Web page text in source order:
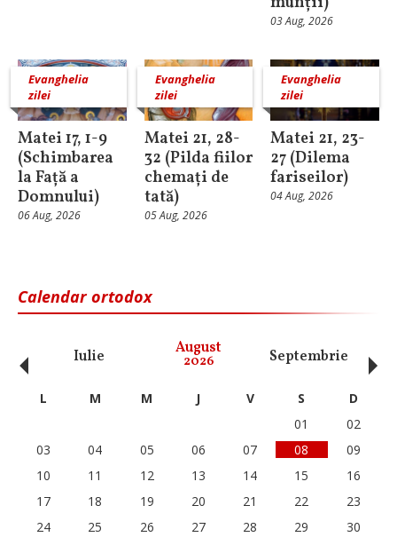
03 Aug, 2026
Evanghelia
zilei
Matei 17, 1-9
(Schimbarea
la Față a
Domnului)
06 Aug, 2026
Evanghelia
zilei
Matei 21, 28-
32 (Pilda fiilor
chemați de
tată)
05 Aug, 2026
Evanghelia
zilei
Matei 21, 23-
27 (Dilema
fariseilor)
04 Aug, 2026
Calendar ortodox
Iulie August
2026 Septembrie
‹ L M M J V S
D
01
02
03
04 05 06 07 08
09
10
11 12 13 14 15
16
17
18 19 20 21 22
23
24
25 26 27 28 29
30